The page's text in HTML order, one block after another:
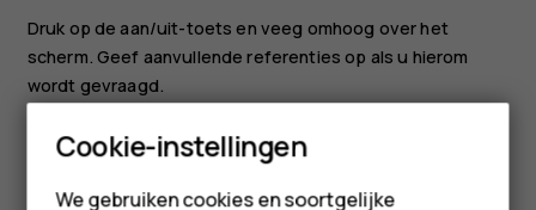
Smartphones
Druk op de aan/uit-toets en veeg omhoog over het
scherm. Geef aanvullende referenties op als u hierom
wordt gevraagd.
Cookie-instellingen
We gebruiken cookies en soortgelijke